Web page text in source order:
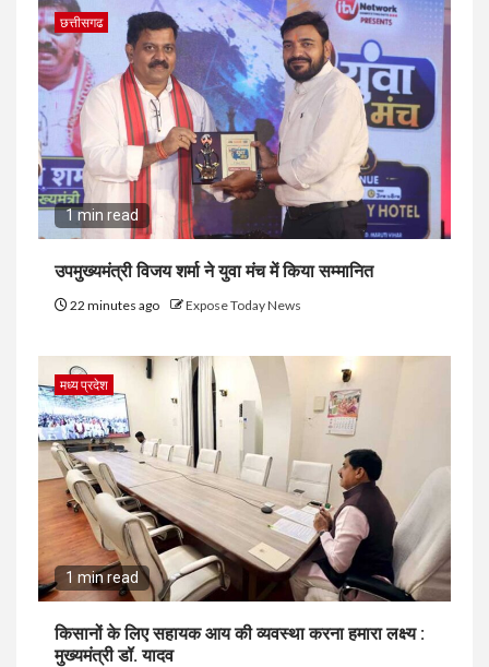
छत्तीसगढ
1 min read
उपमुख्यमंत्री विजय शर्मा ने युवा मंच में किया सम्मानित
22 minutes ago Expose Today News
मध्य प्रदेश
1 min read
किसानों के लिए सहायक आय की व्यवस्था करना हमारा लक्ष्य :
मुख्यमंत्री डॉ. यादव